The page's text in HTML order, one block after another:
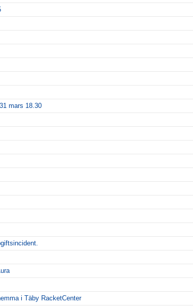
mars 18.30
i Täby RacketCenter